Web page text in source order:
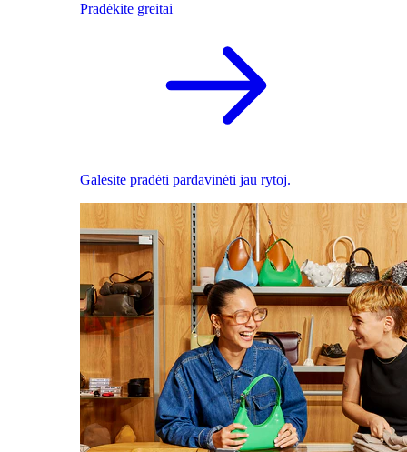
Pradėkite greitai
Galėsite pradėti pardavinėti jau rytoj.